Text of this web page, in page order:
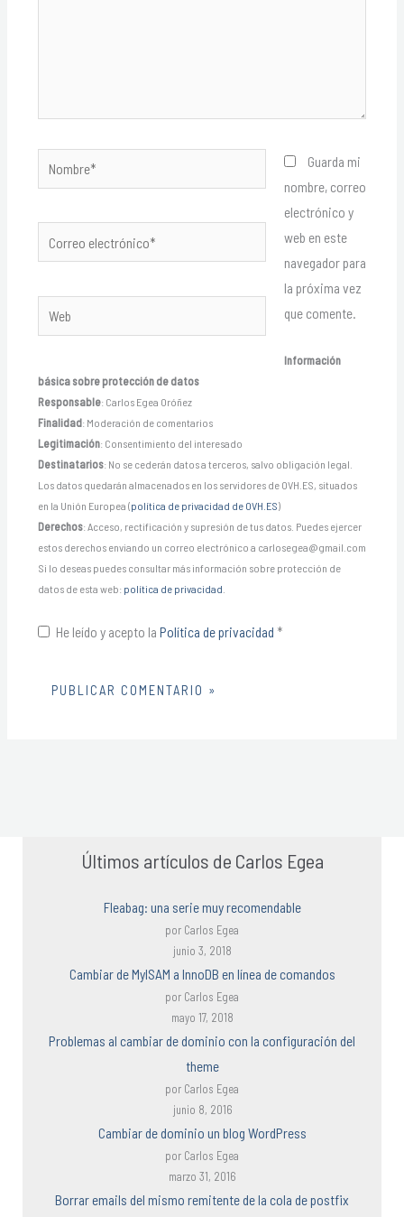
Nombre*
electrónico*
Guarda mi
nombre, correo
electrónico y
web en este
navegador para
la próxima vez
que comente.
Información
básica sobre protección de datos
Responsable: Carlos Egea Oróñez
Finalidad: Moderación de comentarios
Legitimación: Consentimiento del interesado
Destinatarios: No se cederán datos a terceros, salvo obligación legal.
Los datos quedarán almacenados en los servidores de OVH.ES, situados
en la Unión Europea (política de privacidad de OVH.ES)
Derechos: Acceso, rectificación y supresión de tus datos. Puedes ejercer
estos derechos enviando un correo electrónico a carlosegea@gmail.com
Si lo deseas puedes consultar más información sobre protección de
datos de esta web: política de privacidad
He leído y acepto la Política de privacidad *
Últimos artículos de Carlos Egea
Fleabag: una serie muy recomendable
por Carlos Egea
junio 3, 2018
Cambiar de MyISAM a InnoDB en línea de comandos
por Carlos Egea
mayo 17, 2018
Problemas al cambiar de dominio con la configuración del
theme
por Carlos Egea
junio 8, 2016
Cambiar de dominio un blog WordPress
por Carlos Egea
marzo 31, 2016
Borrar emails del mismo remitente de la cola de postfix